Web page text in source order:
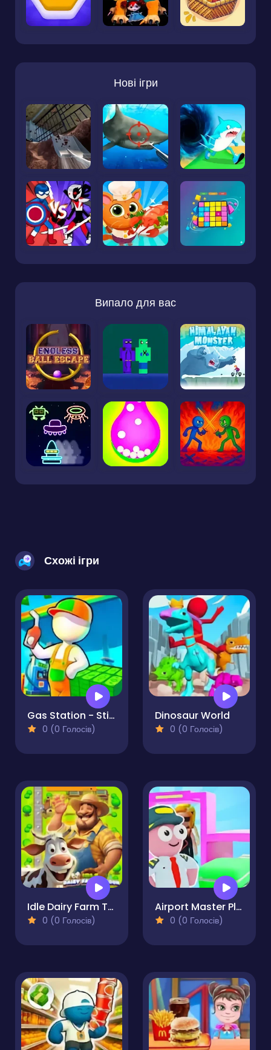
Нові ігри
Випало для вас
Схожі ігри
Gas Station - Stick Simulator
0 (0 Голосів)
Dinosaur World
0 (0 Голосів)
Idle Dairy Farm Tycoon
0 (0 Голосів)
Airport Master Plane Tycoon
0 (0 Голосів)